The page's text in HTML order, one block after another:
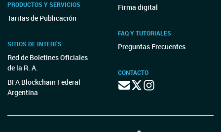
PRODUCTOS Y SERVICIOS
Tarifas de Publicación
SITIOS DE INTERÉS
Red de Boletines Oficiales
de la R. A.
BFA Blockchain Federal
Argentina
Firma digital
FAQ Y TUTORIALES
Preguntas Frecuentes
CONTACTO